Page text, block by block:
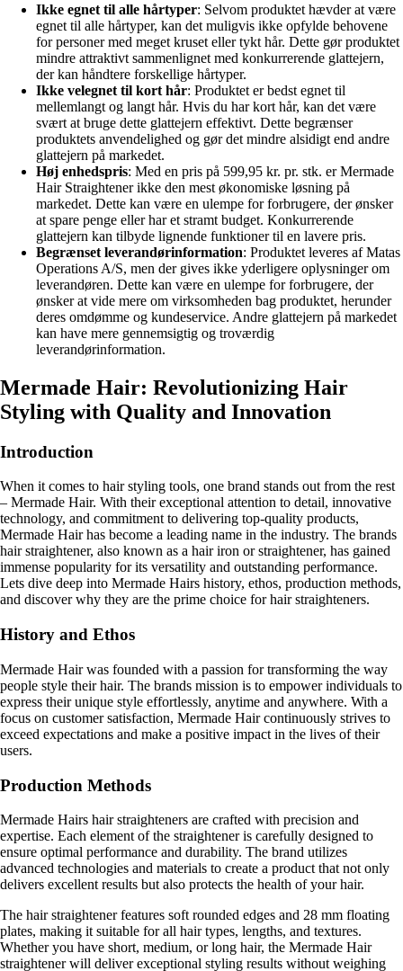
Ikke egnet til alle hårtyper: Selvom produktet hævder at være
egnet til alle hårtyper, kan det muligvis ikke opfylde behovene
for personer med meget kruset eller tykt hår. Dette gør produktet
mindre attraktivt sammenlignet med konkurrerende glattejern,
der kan håndtere forskellige hårtyper.
Ikke velegnet til kort hår: Produktet er bedst egnet til
mellemlangt og langt hår. Hvis du har kort hår, kan det være
svært at bruge dette glattejern effektivt. Dette begrænser
produktets anvendelighed og gør det mindre alsidigt end andre
glattejern på markedet.
Høj enhedspris: Med en pris på 599,95 kr. pr. stk. er Mermade
Hair Straightener ikke den mest økonomiske løsning på
markedet. Dette kan være en ulempe for forbrugere, der ønsker
at spare penge eller har et stramt budget. Konkurrerende
glattejern kan tilbyde lignende funktioner til en lavere pris.
Begrænset leverandørinformation: Produktet leveres af Matas
Operations A/S, men der gives ikke yderligere oplysninger om
leverandøren. Dette kan være en ulempe for forbrugere, der
ønsker at vide mere om virksomheden bag produktet, herunder
deres omdømme og kundeservice. Andre glattejern på markedet
kan have mere gennemsigtig og troværdig
leverandørinformation.
Mermade Hair: Revolutionizing Hair
Styling with Quality and Innovation
Introduction
When it comes to hair styling tools, one brand stands out from the rest
– Mermade Hair. With their exceptional attention to detail, innovative
technology, and commitment to delivering top-quality products,
Mermade Hair has become a leading name in the industry. The brands
hair straightener, also known as a hair iron or straightener, has gained
immense popularity for its versatility and outstanding performance.
Lets dive deep into Mermade Hairs history, ethos, production methods,
and discover why they are the prime choice for hair straighteners.
History and Ethos
Mermade Hair was founded with a passion for transforming the way
people style their hair. The brands mission is to empower individuals to
express their unique style effortlessly, anytime and anywhere. With a
focus on customer satisfaction, Mermade Hair continuously strives to
exceed expectations and make a positive impact in the lives of their
users.
Production Methods
Mermade Hairs hair straighteners are crafted with precision and
expertise. Each element of the straightener is carefully designed to
ensure optimal performance and durability. The brand utilizes
advanced technologies and materials to create a product that not only
delivers excellent results but also protects the health of your hair.
The hair straightener features soft rounded edges and 28 mm floating
plates, making it suitable for all hair types, lengths, and textures.
Whether you have short, medium, or long hair, the Mermade Hair
straightener will deliver exceptional styling results without weighing